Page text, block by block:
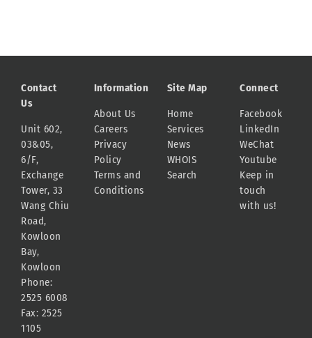
Contact
Us
Unit 602,
03&05,
6/F,
Exchange
Tower, 33
Wang Chiu
Road,
Kowloon
Bay,
Kowloon
Phone:
2525 6008
Fax: 2525
1105
Information
About Us
Careers
Privacy
Policy
Terms and
Conditions
Site Map
Home
Services
News
WHOIS
Search
Connect
Facebook
LinkedIn
WeChat
Youtube
Keep in
touch
with us!